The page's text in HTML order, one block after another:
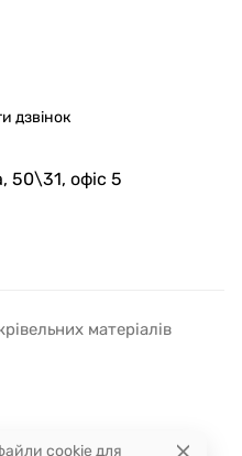
дзвінок
50\31, офіс 5
матеріалів
cookie для
зворотний виклик